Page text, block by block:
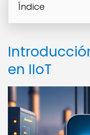
Índice
en IIoT